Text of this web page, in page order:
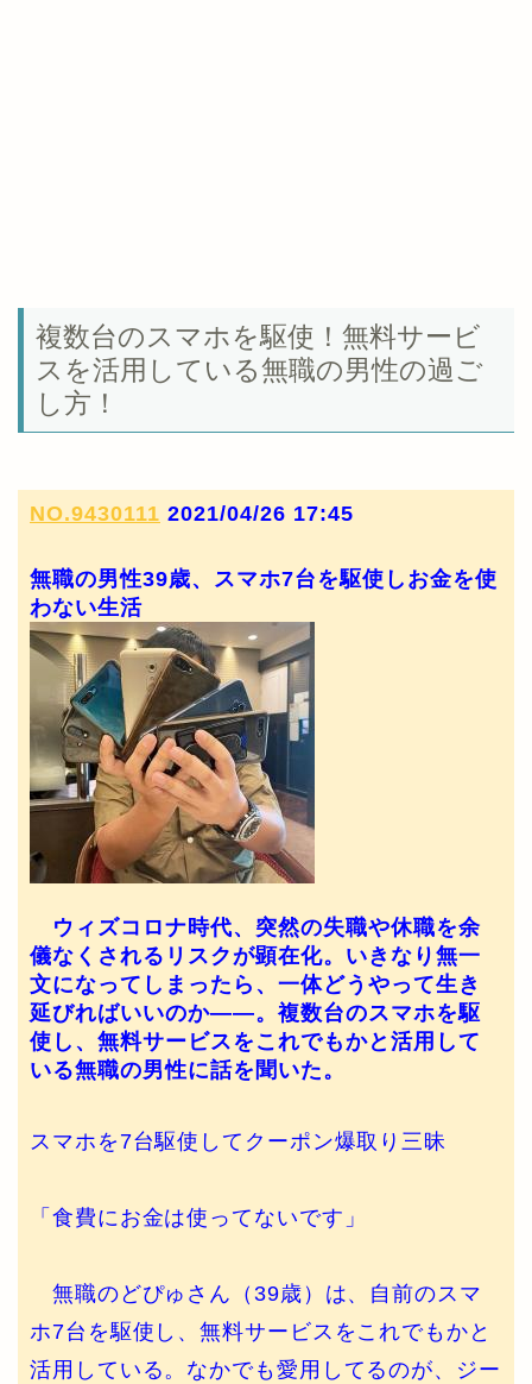
複数台のスマホを駆使！無料サービ
スを活用している無職の男性の過ご
し方！
NO.9430111 2021/04/26 17:45
無職の男性39歳、スマホ7台を駆使しお金を使
わない生活
ウィズコロナ時代、突然の失職や休職を余
儀なくされるリスクが顕在化。いきなり無一
文になってしまったら、一体どうやって生き
延びればいいのか――。複数台のスマホを駆
使し、無料サービスをこれでもかと活用して
いる無職の男性に話を聞いた。
スマホを7台駆使してクーポン爆取り三昧
「食費にお金は使ってないです」
無職のどぴゅさん（39歳）は、自前のスマ
ホ7台を駆使し、無料サービスをこれでもかと
活用している。なかでも愛用してるのが、ジー